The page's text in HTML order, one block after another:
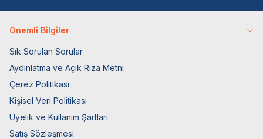
Önemli Bilgiler
Sık Sorulan Sorular
Aydınlatma ve Açık Rıza Metni
Çerez Politikası
Kişisel Veri Politikası
Üyelik ve Kullanım Şartları
Satış Sözleşmesi